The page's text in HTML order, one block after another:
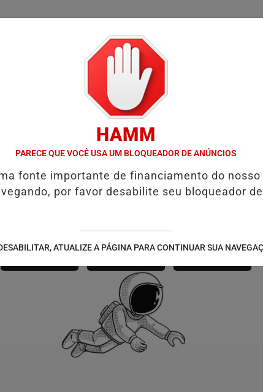
COLUNAS / EMPREGOS
D' GUST RECEBE MOACIR CALDAS E CAIQUE PIMENTA COM O
SÃO JOÃO 2.6
NOTÍCIAS
FUTEBOL
HAMM
PARECE QUE VOCÊ USA UM BLOQUEADOR DE ANÚNCIOS
fonte importante de financiamento do
por favor desabilite seu bloqueador
ATUALIZE A PÁGINA PARA CONTINUAR SUA